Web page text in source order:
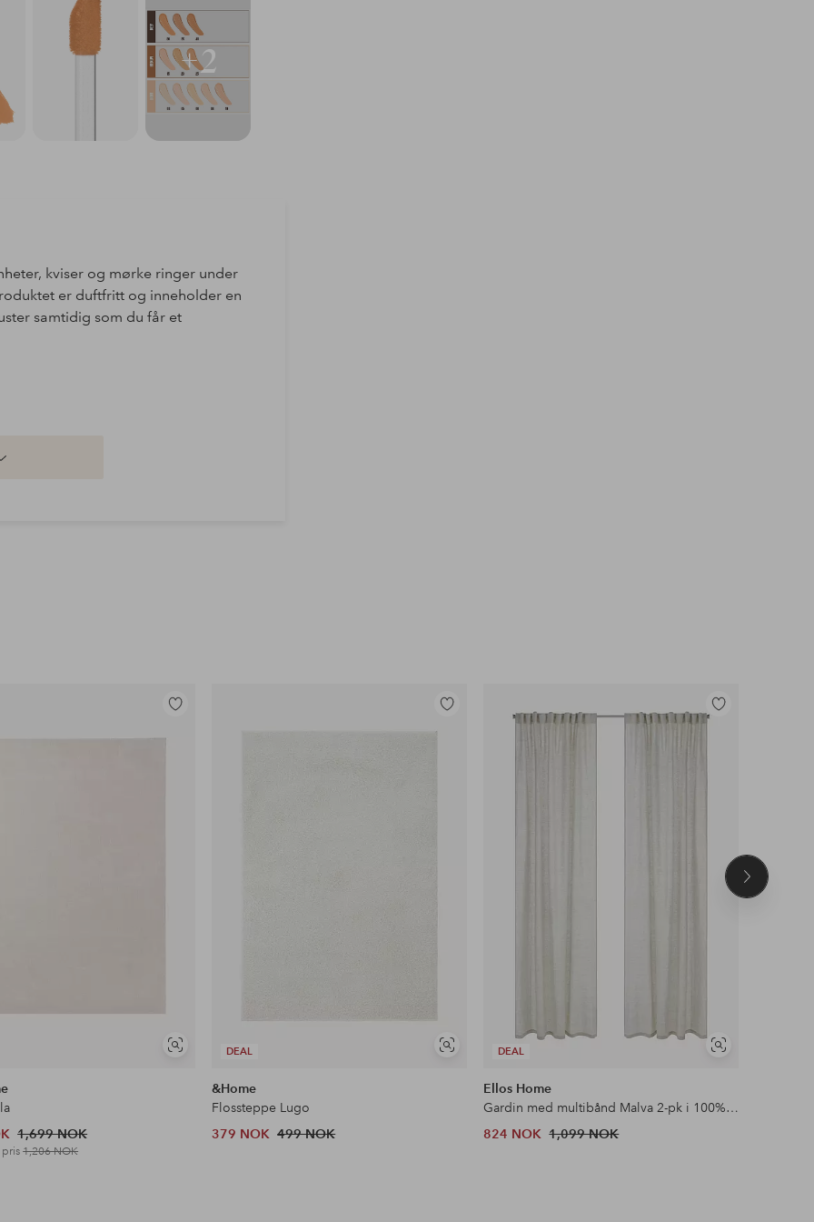
+2
kviser og mørke ringer under
er duftfritt og inneholder en
samtidig som du får et
Vis
Legg
1,699 NOK
pris1,206 NOK
DEAL
Vis
Legg
til
&Home
Flossteppe Lugo
379 NOK 499 NOK
DEAL
Vis
Legg
Ellos Home
Gardin med multibånd Malva 2-pk i 100% lin
824 NOK 1,099 NOK
Neste